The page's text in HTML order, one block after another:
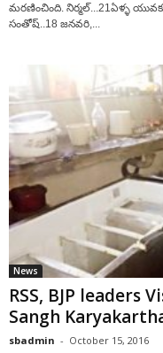
మరణించింది. నిర్మల్‌...21ఏళ్ళ
సంతోష్‌..18 జనవరి,...
News
RSS, BJP leaders
Sangh
sbadmin - October 15, 2016